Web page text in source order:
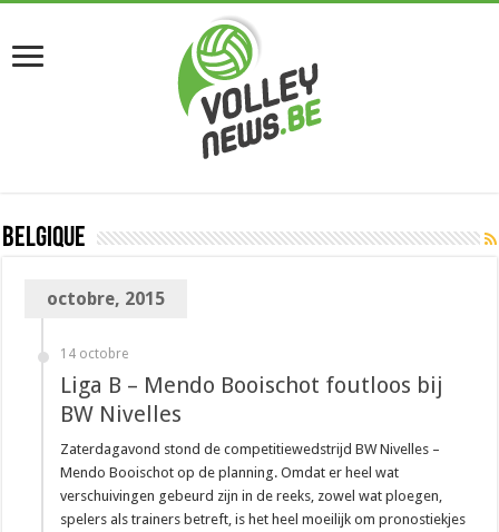
Belgique
octobre, 2015
14 octobre
Liga B – Mendo Booischot foutloos bij
BW Nivelles
Zaterdagavond stond de competitiewedstrijd BW Nivelles –
Mendo Booischot op de planning. Omdat er heel wat
verschuivingen gebeurd zijn in de reeks, zowel wat ploegen,
spelers als trainers betreft, is het heel moeilijk om pronostiekjes